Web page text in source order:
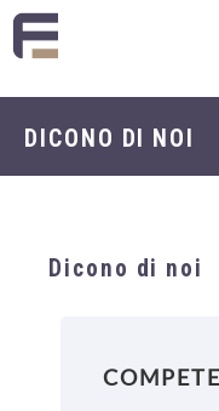
TRATTAMENTI
Capelli
Disturbi dell’età
DOVE SIAMO
MAIL
TELEFONO
DICONO DI NOI
Dicono di noi